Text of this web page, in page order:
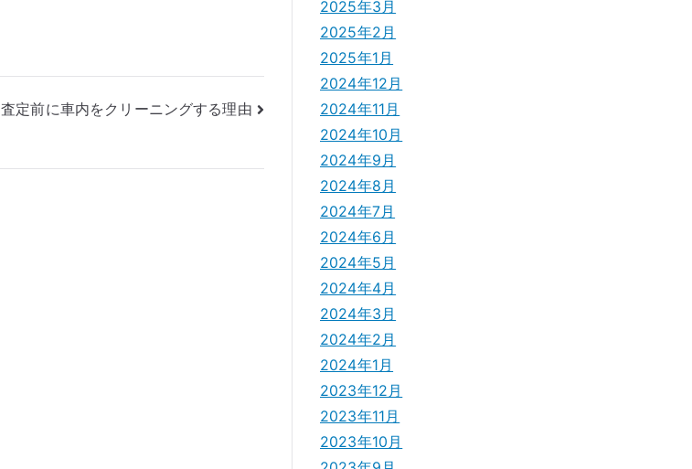
査定前に車内をクリーニングする理由
2025年3月
2025年2月
2025年1月
2024年12月
2024年11月
2024年10月
2024年9月
2024年8月
2024年7月
2024年6月
2024年5月
2024年4月
2024年3月
2024年2月
2024年1月
2023年12月
2023年11月
2023年10月